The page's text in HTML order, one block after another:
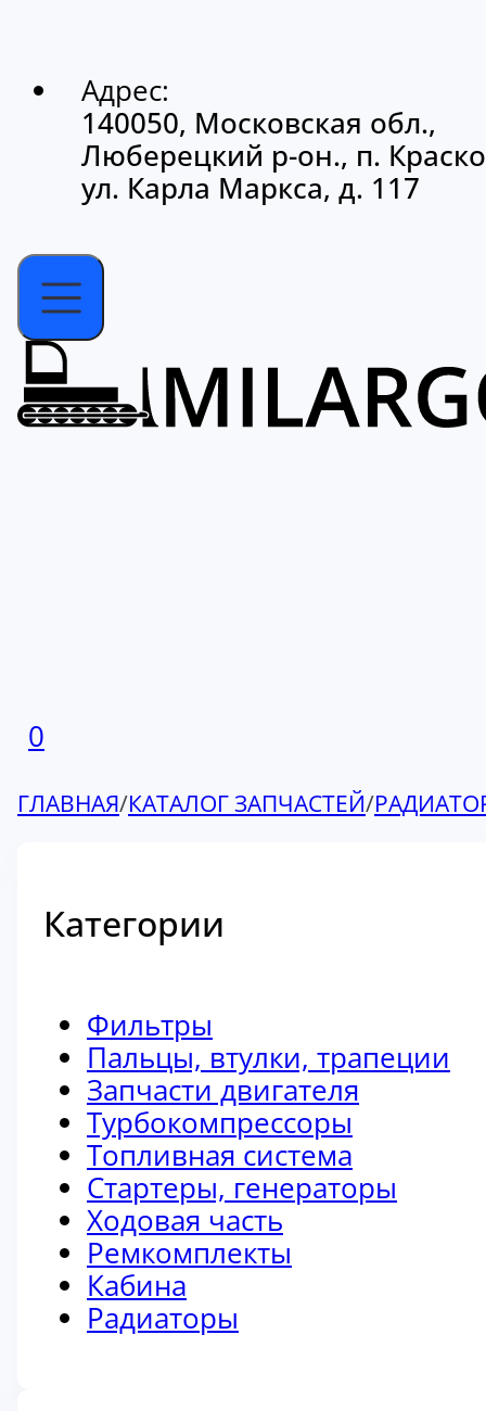
Адрес:
140050, Московская обл.,
Люберецкий р-он., п.
ул. Карла Маркса, д. 117
0
ГЛАВНАЯ/КАТАЛОГ ЗАПЧАСТЕЙ/
Категории
Фильтры
Пальцы, втулки, трапеции
Запчасти двигателя
Турбокомпрессоры
Топливная система
Стартеры, генераторы
Ходовая часть
Ремкомплекты
Кабина
Радиаторы